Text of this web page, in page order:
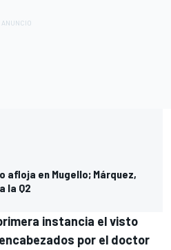
afloja en Mugello; Márquez,
la Q2
instancia el visto
por el doctor